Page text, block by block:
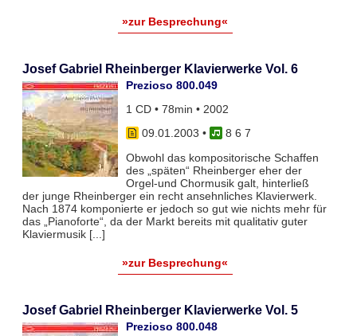
»zur Besprechung«
Josef Gabriel Rheinberger Klavierwerke Vol. 6
Prezioso 800.049
1 CD • 78min • 2002
09.01.2003 •
8 6 7
Obwohl das kompositorische Schaffen
des „späten“ Rheinberger eher der
Orgel-und Chormusik galt, hinterließ
der junge Rheinberger ein recht ansehnliches Klavierwerk.
Nach 1874 komponierte er jedoch so gut wie nichts mehr für
das „Pianoforte“, da der Markt bereits mit qualitativ guter
Klaviermusik [...]
»zur Besprechung«
Josef Gabriel Rheinberger Klavierwerke Vol. 5
Prezioso 800.048